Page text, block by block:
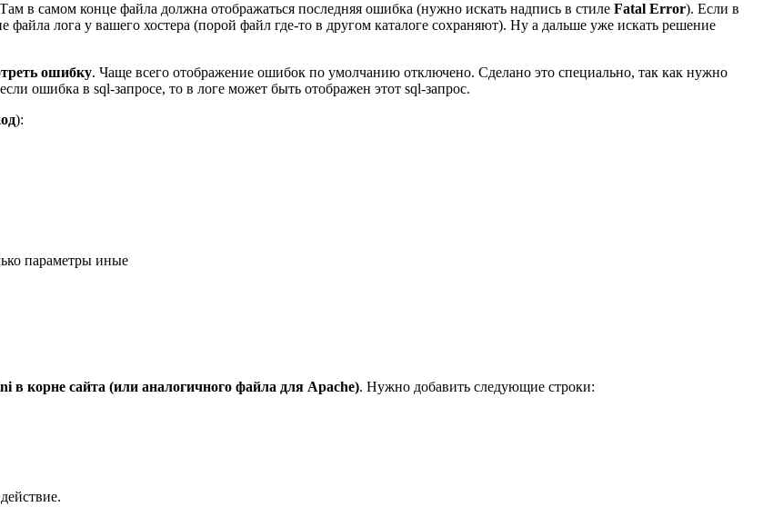
в самом конце файла должна отображаться последняя ошибка (нужно искать надпись в стиле Fatal Error). Если в
файла лога у вашего хостера (порой файл где-то в другом каталоге сохраняют). Ну а дальше уже искать решение
ошибку. Чаще всего отображение ошибок по умолчанию отключено. Сделано это специально, так как нужно
ошибка в sql-запросе, то в логе может быть отображен этот sql-запрос.
):
параметры иные
в корне сайта (или аналогичного файла для Apache). Нужно добавить следующие строки: